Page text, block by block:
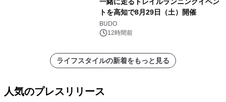
トを高知で8月29日（土）開催
BUDO
12時間前
ライフスタイルの新着をもっと見る
人気のプレスリリース